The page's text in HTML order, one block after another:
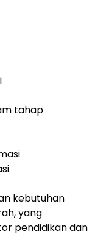
tahap
kebutuhan
yang
pendidikan dan